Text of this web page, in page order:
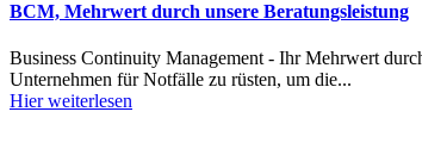
BCM, Mehrwert durch unsere Beratungsleistung
Business Continuity Management - Ihr Mehrwert
Unternehmen für Notfälle zu rüsten, um die...
Hier weiterlesen